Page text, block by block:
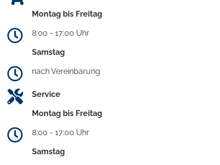
Montag bis Freitag
8:00 - 17:00 Uhr
Samstag
nach Vereinbarung
Service
Montag bis Freitag
8:00 - 17:00 Uhr
Samstag